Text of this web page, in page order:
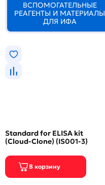
ВСПОМОГАТЕЛЬНЫЕ
РЕАГЕНТЫ И МАТЕРИАЛЫ
ДЛЯ ИФА
Standard for ELISA kit
(Cloud-Clone) (IS001-3)